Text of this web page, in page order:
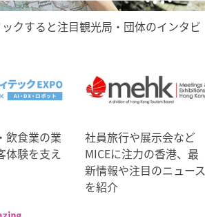
クすると注目観光局・団体のインタビ
飲食業の業
体験を支え
社員旅行や展示会など
MICEに注力の香港、最
新情報や注目のニュース
を紹介